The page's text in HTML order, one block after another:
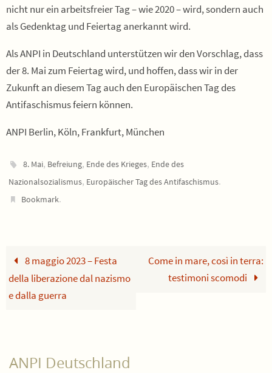
nicht nur ein arbeitsfreier Tag – wie 2020 – wird, sondern auch
als Gedenktag und Feiertag anerkannt wird.
Als ANPI in Deutschland unterstützen wir den Vorschlag, dass
der 8. Mai zum Feiertag wird, und hoffen, dass wir in der
Zukunft an diesem Tag auch den Europäischen Tag des
Antifaschismus feiern können.
ANPI Berlin, Köln, Frankfurt, München
8. Mai, Befreiung, Ende des Krieges, Ende des
Nazionalsozialismus, Europäischer Tag des Antifaschismus.
Bookmark.
8 maggio 2023 – Festa
della liberazione dal nazismo
e dalla guerra
Come in mare, così in terra:
testimoni scomodi
ANPI Deutschland